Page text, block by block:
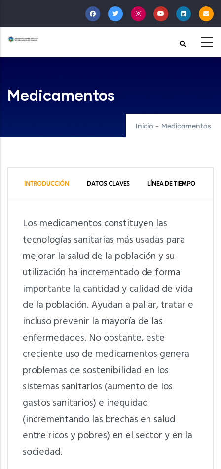
al
contenido
principal
Medicamentos
Inicio - Medicamentos
INTRODUCCIÓN DATOS CLAVES LÍNEA DE TIEMPO
Los medicamentos constituyen las
tecnologías sanitarias más usadas para
mejorar la salud de la población y su
utilización ha incrementado de forma
importante la cantidad y calidad de vida
de la población. Ayudan a paliar, tratar e
incluso prevenir la mayoría de las
enfermedades. No obstante, este
creciente uso de medicamentos genera
problemas de sostenibilidad en los
sistemas sanitarios (aumento de los
gastos sanitarios) e inequidad
(incrementando las brechas en salud
entre ricos y pobres) en el sector y en la
sociedad.